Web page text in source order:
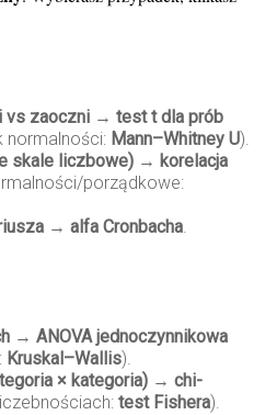
vs zaoczni →test t dla prób
normalności: Mann–Whitney U).
skale liczbowe) → korelacja
porządkowe:
→alfa Cronbacha.
→ANOVA jednoczynnikowa
Kruskal–Wallis).
× kategoria) →chi-
test Fishera).